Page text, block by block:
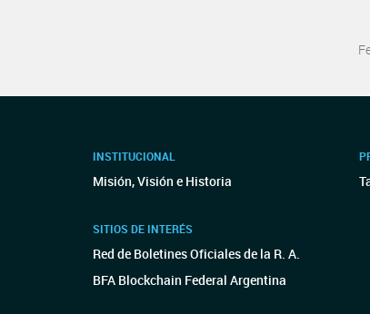
INSTITUCIONAL
Misión, Visión e Historia
SITIOS DE INTERÉS
Red de Boletines Oficiales de la R. A.
BFA Blockchain Federal Argentina